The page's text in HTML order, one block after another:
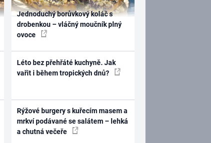
Jednoduchý borůvkový koláč s
drobenkou – vláčný moučník plný
ovoce
Léto bez přehřáté kuchyně. Jak
vařit i během tropických dnů?
Rýžové burgery s kuřecím masem a
mrkví podávané se salátem – lehká
a chutná večeře